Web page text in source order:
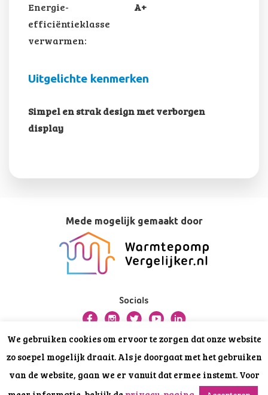
Energie-
efficiëntieklasse
verwarmen:
A+
Uitgelichte kenmerken
Simpel en strak design met verborgen
display
Mede mogelijk gemaakt door
Socials
Over deze website
Privacy
Disclaimer
We gebruiken cookies om ervoor te zorgen dat onze website
zo soepel mogelijk draait. Als je doorgaat met het gebruiken
van de website, gaan we er vanuit dat ermee instemt. Voor